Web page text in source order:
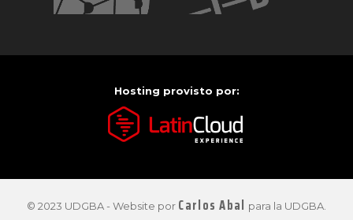
Hosting provisto por:
© 2023 UDGBA - Website por Carlos Abal para la UDGBA.